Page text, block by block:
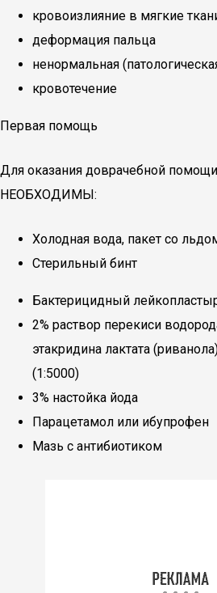
кровоизлияние в мягкие
деформация пальца
ненормальная
кровотечение
Первая помощь
Для оказания доврачебной
НЕОБХОДИМЫ:
Холодная вода, пакет со
Стерильный бинт
Бактерицидный
2% раствор перекиси
этакридина лактата
(1:5000)
3% настойка йода
Парацетамол или ибупрофен
Мазь с антибиотиком